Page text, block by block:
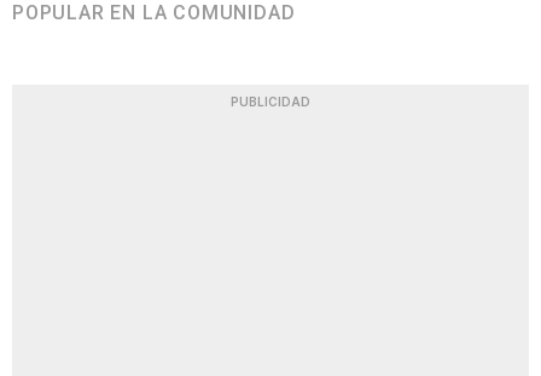
POPULAR EN LA COMUNIDAD
PUBLICIDAD